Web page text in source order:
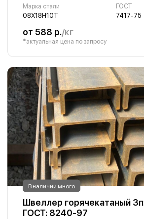
Марка стали
08Х18Н10Т
ГОСТ
7417-75
от 588 р./кг
*актуальная цена по запросу
В наличии много
Швеллер горячекатаный
ГОСТ: 8240-97